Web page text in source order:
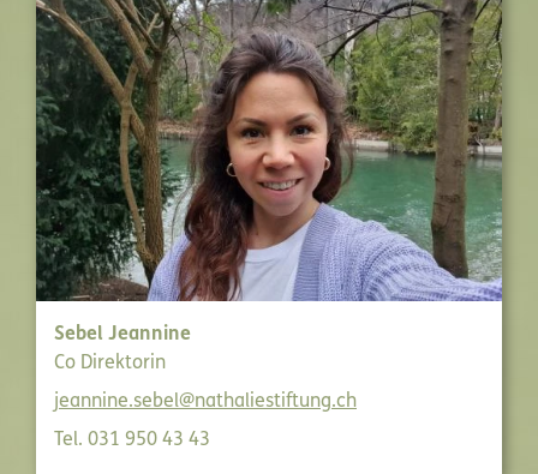
Sebel Jeannine
Co Direktorin
jeannine.sebel@nathaliestiftung.ch
Tel. 031 950 43 43